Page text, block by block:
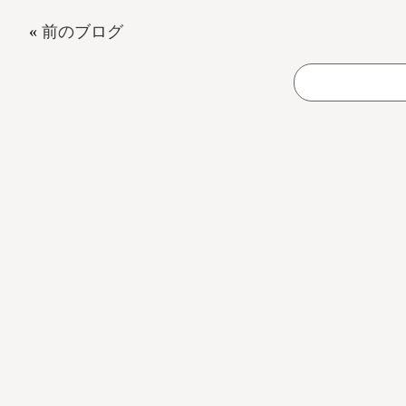
« 前のブログ